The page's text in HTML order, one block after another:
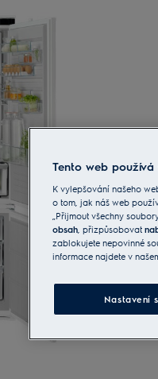
Tento web
K vylepšování našeho
o tom, jak náš web
„Přijmout všechny
obsah, přizpůsobovat
zablokujete nepovinné
informace najdete v
Nastavení